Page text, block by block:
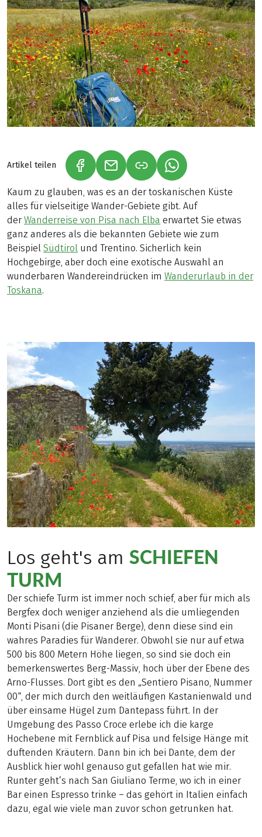
Artikel teilen (LINK ÖFFNET IN NEUEM TAB)
(LINK ÖFFNET IN NEUEM TAB)
(LINK ÖFFNET IN
Kaum zu glauben, was es an der toskanischen Küste
alles für vielseitige Wander-Gebiete gibt. Auf
der Wanderreise von Pisa nach Elba erwartet Sie etwas
ganz anderes als die bekannten Gebiete wie zum
Beispiel Südtirol und Trentino. Sicherlich kein
Hochgebirge, aber doch eine exotische Auswahl an
wunderbaren Wandereindrücken im Wanderurlaub in der
Toskana.
Los geht's am SCHIEFEN
TURM
Der schiefe Turm ist immer noch schief, aber für mich als
Bergfex doch weniger anziehend als die umliegenden
Monti Pisani (die Pisaner Berge), denn diese sind ein
wahres Paradies für Wanderer. Obwohl sie nur auf etwa
500 bis 800 Metern Höhe liegen, so sind sie doch ein
bemerkenswertes Berg-Massiv, hoch über der Ebene des
Arno-Flusses. Dort gibt es den „Sentiero Pisano, Nummer
00“, der mich durch den weitläufigen Kastanienwald und
über einsame Hügel zum Dantepass führt. In der
Umgebung des Passo Croce erlebe ich die karge
Hochebene mit Fernblick auf Pisa und felsige Hänge mit
duftenden Kräutern. Dann bin ich bei Dante, dem der
Ausblick hier wohl genauso gut gefallen hat wie mir.
Runter geht’s nach San Giuliano Terme, wo ich in einer
Bar einen Espresso trinke – das gehört in Italien einfach
dazu, egal wie viele man zuvor schon getrunken hat.